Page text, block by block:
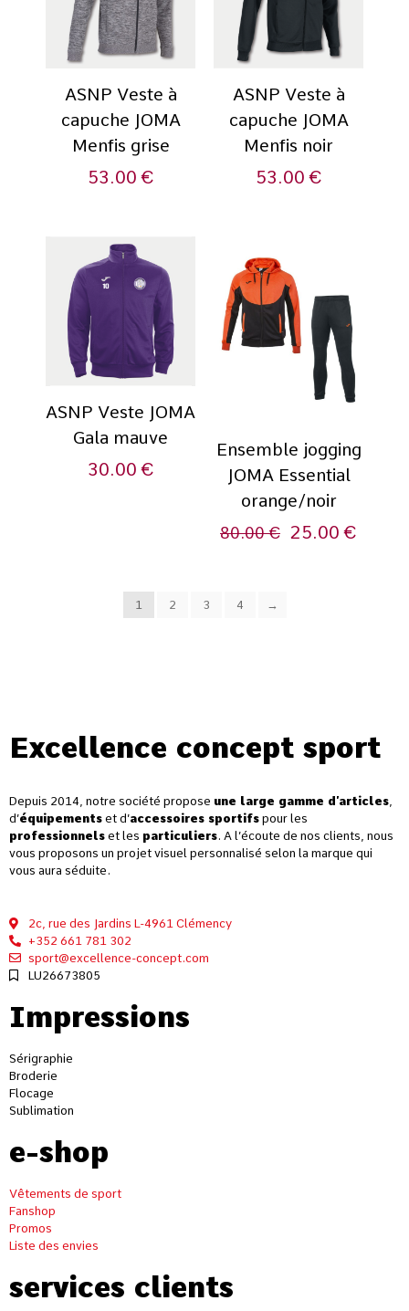
ASNP Veste à
capuche JOMA
Menfis grise
53.00€
ASNP Veste à
capuche JOMA
Menfis noir
53.00€
ASNP Veste JOMA
Gala mauve
30.00€
Ensemble jogging
JOMA Essential
orange/noir
80.00€ 25.00€
1 2 3 4 →
Excellence concept sport
Depuis 2014, notre société propose une large gamme d’articles
d’équipements et d’accessoires sportifs pour les
professionnels et les particuliers. A l’écoute de nos clients, nous
vous proposons un projet visuel personnalisé selon la marque qui
vous aura séduite.
2c, rue des Jardins L-4961 Clémency
+352 661 781 302
sport@excellence-concept.com
LU26673805
Impressions
Sérigraphie
Broderie
Flocage
Sublimation
e-shop
Vêtements de sport
Fanshop
Promos
Liste des envies
services clients